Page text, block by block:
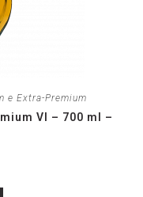
e Extra-Premium
VI – 700 ml –